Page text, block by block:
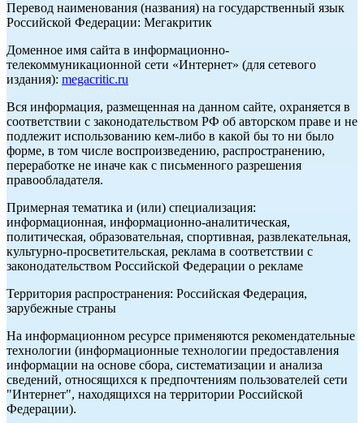
Перевод наименования (названия) на государственный язык
Российской Федерации: Мегакритик
Доменное имя сайта в информационно-
телекоммуникационной сети «Интернет» (для сетевого
издания): megacritic.ru
Вся информация, размещенная на данном сайте, охраняется в
соответствии с законодательством РФ об авторском праве и не
подлежит использованию кем-либо в какой бы то ни было
форме, в том числе воспроизведению, распространению,
переработке не иначе как с письменного разрешения
правообладателя.
Примерная тематика и (или) специализация:
информационная, информационно-аналитическая,
политическая, образовательная, спортивная, развлекательная,
культурно-просветительская, реклама в соответствии с
законодательством Российской Федерации о рекламе
Территория распространения: Российская Федерация,
зарубежные страны
На информационном ресурсе применяются рекомендательные
технологии (информационные технологии предоставления
информации на основе сбора, систематизации и анализа
сведений, относящихся к предпочтениям пользователей сети
"Интернет", находящихся на территории Российской
Федерации).